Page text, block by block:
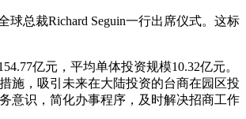
总裁Richard Seguin一行出席仪式。这标
亿元，平均单体投资规模10.32亿元。
施，吸引未来在大陆投资的台商在园区投
意识，简化办事程序，及时解决招商工作